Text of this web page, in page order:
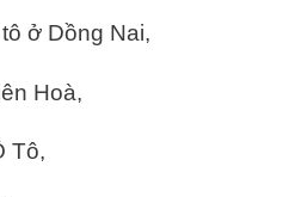
ở Dồng Nai,
Hoà,
Tô,